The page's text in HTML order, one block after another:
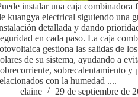
instalar una caja combinadora
kuangya electrical siguiendo una
detallada y dando
en cada paso. La caja
gestiona las salidas de
de su sistema, ayudando a
sobrecalentamiento y
con la humedad ....
elaine
29 de septiembre de